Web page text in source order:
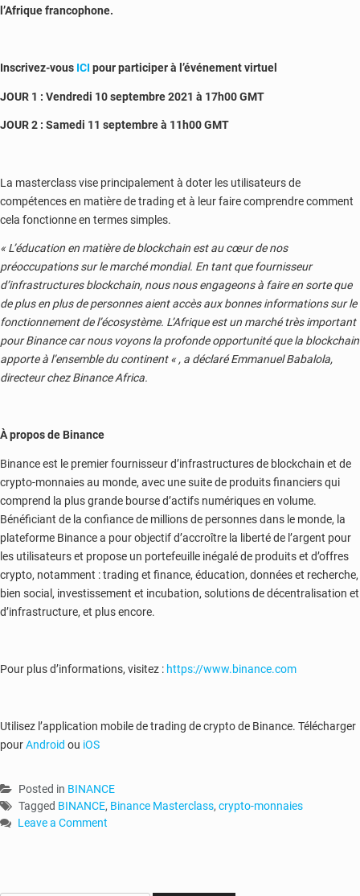
l’Afrique francophone.
Inscrivez-vous ICI pour participer à l’événement virtuel
JOUR 1 : Vendredi 10 septembre 2021 à 17h00 GMT
JOUR 2 : Samedi 11 septembre à 11h00 GMT
La masterclass vise principalement à doter les utilisateurs de
compétences en matière de trading et à leur faire comprendre comment
cela fonctionne en termes simples.
« L’éducation en matière de blockchain est au cœur de nos
préoccupations sur le marché mondial. En tant que fournisseur
d’infrastructures blockchain, nous nous engageons à faire en sorte que
de plus en plus de personnes aient accès aux bonnes informations sur le
fonctionnement de l’écosystème. L’Afrique est un marché très important
pour Binance car nous voyons la profonde opportunité que la blockchain
apporte à l’ensemble du continent « , a déclaré Emmanuel Babalola,
directeur chez Binance Africa.
À propos de Binance
Binance est le premier fournisseur d’infrastructures de blockchain et de
crypto-monnaies au monde, avec une suite de produits financiers qui
comprend la plus grande bourse d’actifs numériques en volume.
Bénéficiant de la confiance de millions de personnes dans le monde, la
plateforme Binance a pour objectif d’accroître la liberté de l’argent pour
les utilisateurs et propose un portefeuille inégalé de produits et d’offres
crypto, notamment : trading et finance, éducation, données et recherche,
bien social, investissement et incubation, solutions de décentralisation et
d’infrastructure, et plus encore.
Pour plus d’informations, visitez : https://www.binance.com
Utilisez l’application mobile de trading de crypto de Binance. Télécharger
pourAndroid ou iOS
Posted in BINANCE
Tagged BINANCE, Binance Masterclass, crypto-monnaies
Leave a Comment